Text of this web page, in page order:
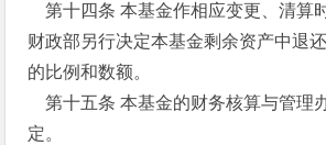
第十四条 本基金作相应变更、清算
财政部另行决定本基金剩余资产中退
的比例和数额。
第十五条 本基金的财务核算与管理
定。